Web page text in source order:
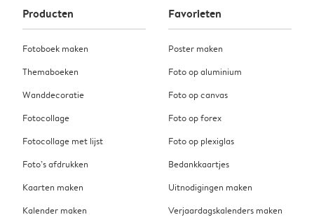
Producten
Fotoboek maken
Themaboeken
Wanddecoratie
Fotocollage
Fotocollage met lijst
Foto’s afdrukken
Kaarten maken
Kalender maken
Favorieten
Poster maken
Foto op aluminium
Foto op canvas
Foto op forex
Foto op plexiglas
Bedankkaartjes
Uitnodigingen maken
Verjaardagskalenders maken